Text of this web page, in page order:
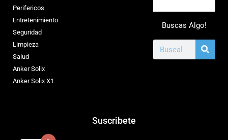
Perifericos
Entretenimiento
Seguridad
Limpieza
Salud
Anker Solix
Anker Solix X1
Buscas Algo!
Suscribete